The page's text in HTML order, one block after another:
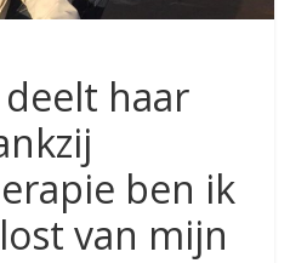
haar
ben ik
van mijn